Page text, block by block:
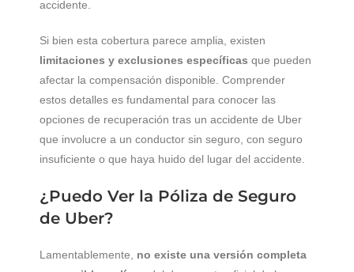
accidente.
Si bien esta cobertura parece amplia, existen
limitaciones y exclusiones específicas que pueden
afectar la compensación disponible. Comprender
estos detalles es fundamental para conocer las
opciones de recuperación tras un accidente de Uber
que involucre a un conductor sin seguro, con seguro
insuficiente o que haya huido del lugar del accidente.
¿Puedo Ver la Póliza de Seguro
de Uber?
Lamentablemente, no existe una versión completa